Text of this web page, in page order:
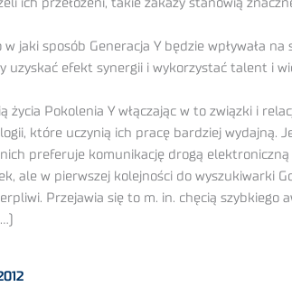
ich przełożeni, takie zakazy stanowią
jaki sposób Generacja Y będzie wpływała
uzyskać efekt synergii i wykorzystać talent i
życia Pokolenia Y włączając w to związki i
które uczynią ich pracę bardziej wydajną.
preferuje komunikację drogą
ale w pierwszej kolejności do wyszukiwarki
Przejawia się to m. in. chęcią